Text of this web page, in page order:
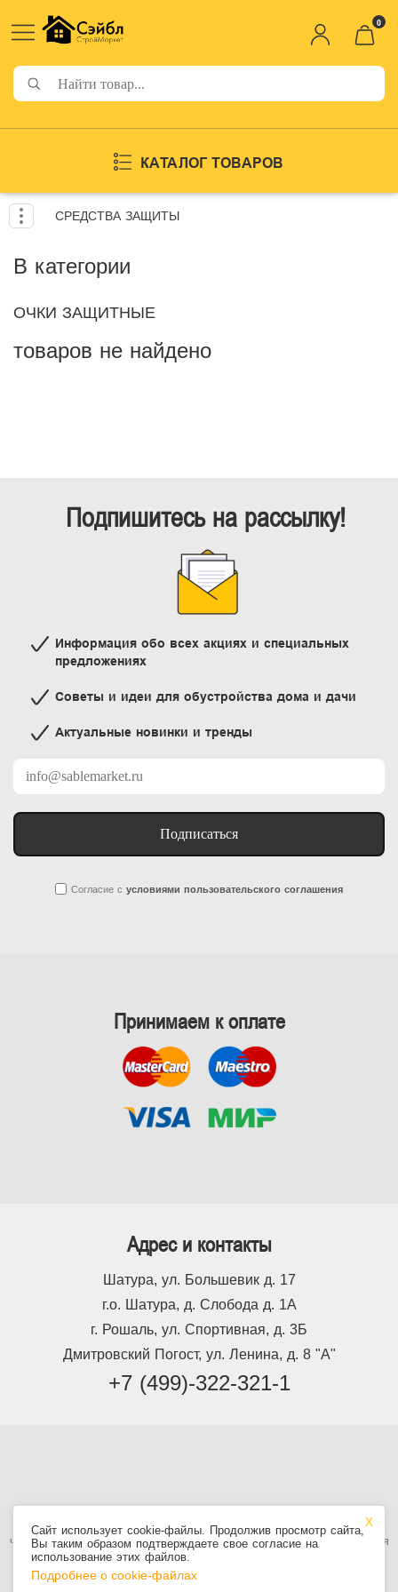
0
КАТАЛОГ ТОВАРОВ
СРЕДСТВА ЗАЩИТЫ
В категории
ОЧКИ ЗАЩИТНЫЕ
товаров не найдено
Подпишитесь на рассылку!
Информация обо всех акциях и специальных
предложениях
Советы и идеи для обустройства дома и дачи
Актуальные новинки и тренды
Подписаться
Согласие с условиями пользовательского соглашения
Принимаем к оплате
Адрес и контакты
Шатура, ул. Большевик д. 17
г.о. Шатура, д. Слобода д. 1А
г. Рошаль, ул. Спортивная, д. 3Б
Дмитровский Погост, ул. Ленина, д. 8 "А"
+7 (499)-322-321-1
Используя сайт, вы принимаетеПользовательское соглашение, в том
числе условия использования cookie. Информация на сайте не является
публичной офертой.
Сайт использует cookie-файлы. Продолжив просмотр сайта,
Вы таким образом подтверждаете свое согласие на
использование этих файлов.
Подробнее о cookie-файлах